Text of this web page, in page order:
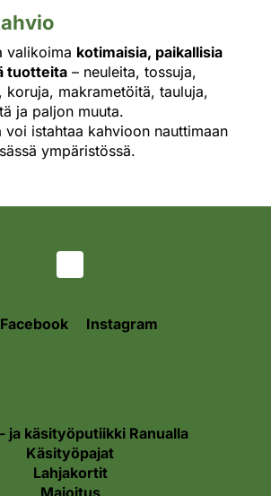
valikoima kotimaisia, paikallisia
tuotteita – neuleita, tossuja,
koruja, makrametöitä, tauluja,
ja paljon muuta.
voi istahtaa kahvioon nauttimaan
ympäristössä.
Facebook Instagram
ja käsityöputiikki Ranualla
Käsityöpajat
Lahjakortit